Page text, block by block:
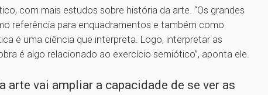
com mais estudos sobre história da arte. “Os grandes
referência para enquadramentos e também como
é uma ciência que interpreta. Logo, interpretar as
é algo relacionado ao exercício semiótico”, aponta ele.
arte vai ampliar a capacidade de se ver as